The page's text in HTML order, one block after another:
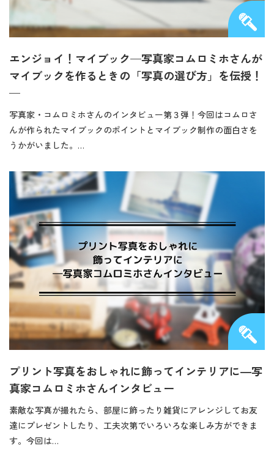
エンジョイ！マイブック—写真家コムロミホさんが
マイブックを作るときの「写真の選び方」を伝授！
—
写真家・コムロミホさんのインタビュー第３弾！今回はコムロさ
んが作られたマイブックのポイントとマイブック制作の面白さを
うかがいました。…
プリント写真をおしゃれに飾ってインテリアに―写
真家コムロミホさんインタビュー
素敵な写真が撮れたら、部屋に飾ったり雑貨にアレンジしてお友
達にプレゼントしたり、工夫次第でいろいろな楽しみ方ができま
す。今回は…